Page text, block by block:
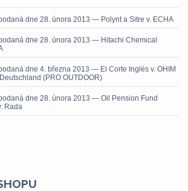
dne 28. února 2013 — Polynt a Sitre v. ECHA
dne 28. února 2013 — Hitachi Chemical
dne 4. března 2013 — El Corte Inglés v. OHIM
(PRO OUTDOOR)
dne 28. února 2013 — Oil Pension Fund
Rada